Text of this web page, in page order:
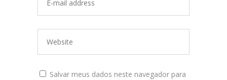
Salvar meus dados neste navegador para